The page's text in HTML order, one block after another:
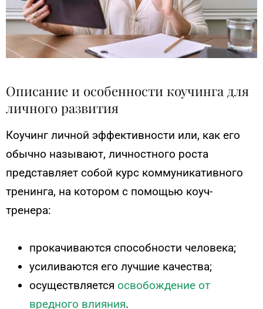
Описание и особенности коучинга для
личного развития
Коучинг личной эффективности или, как его
обычно называют, личностного роста
представляет собой курс коммуникативного
тренинга, на котором с помощью коуч-
тренера:
прокачиваются способности человека;
усиливаются его лучшие качества;
осуществляется освобождение от
вредного влияния.